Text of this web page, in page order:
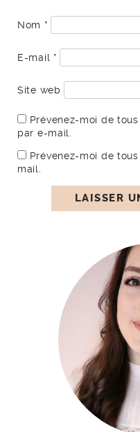
Nom *
E-mail *
Site web
Prévenez-moi de
par e-mail.
Prévenez-moi de
mail.